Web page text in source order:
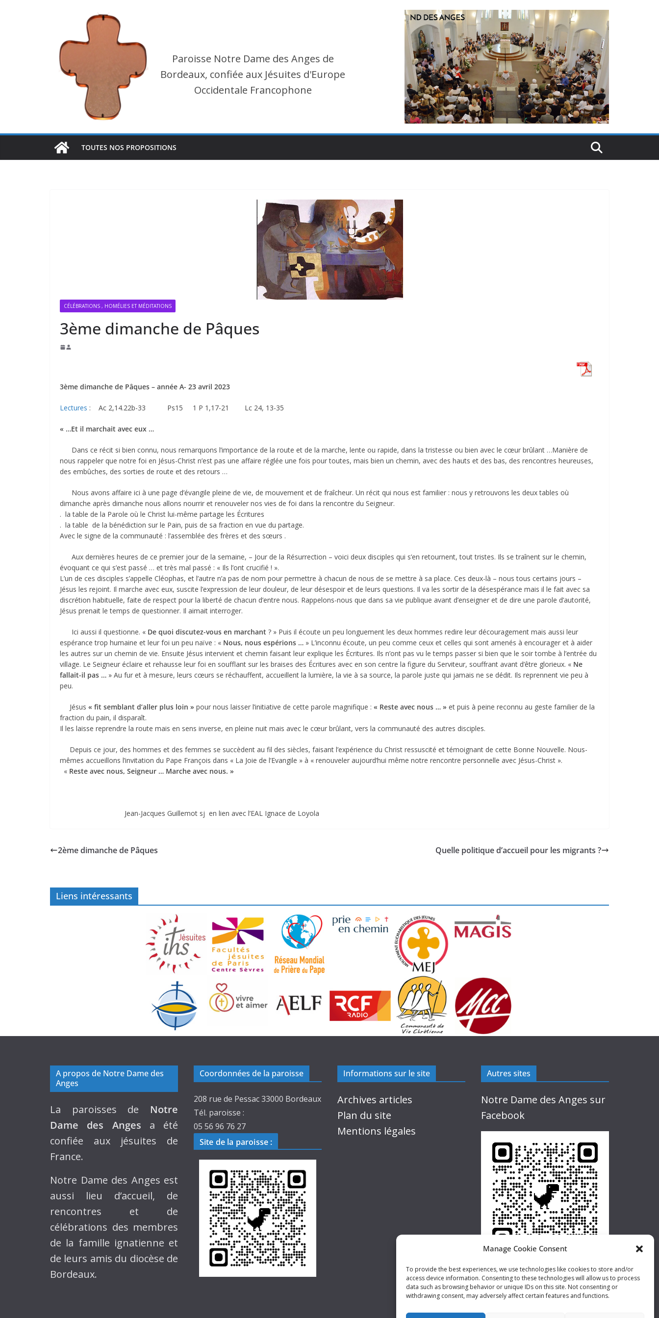
Manage Cookie Consent
To provide the best experiences, we use technologies like cookies to store and/or
access device information. Consenting to these technologies will allow us to process
data such as browsing behavior or unique IDs on this site. Not consenting or
withdrawing consent, may adversely affect certain features and functions.
Paroisse Notre Dame des Anges de
Bordeaux, confiée aux Jésuites d'Europe
Occidentale Francophone
TOUTES NOS PROPOSITIONS
CÉLÉBRATIONS , HOMÉLIES ET MÉDITATIONS
3ème dimanche de Pâques
3ème dimanche de Pâques – année A- 23 avril 2023
Lectures : Ac 2,14.22b-33 Ps15 1 P 1,17-21 Lc 24, 13-35
« …Et il marchait avec eux …
Dans ce récit si bien connu, nous remarquons l’importance de la route et de la marche, lente ou rapide, dans la tristesse ou bien avec le cœur brûlant …Manière de
nous rappeler que notre foi en Jésus-Christ n’est pas une affaire réglée une fois pour toutes, mais bien un chemin, avec des hauts et des bas, des rencontres heureuses,
des embûches, des sorties de route et des retours …
Nous avons affaire ici à une page d’évangile pleine de vie, de mouvement et de fraîcheur. Un récit qui nous est familier : nous y retrouvons les deux tables où
dimanche après dimanche nous allons nourrir et renouveler nos vies de foi dans la rencontre du Seigneur.
. la table de la Parole où le Christ lui-même partage les Écritures
. la table de la bénédiction sur le Pain, puis de sa fraction en vue du partage.
Avec le signe de la communauté : l’assemblée des frères et des sœurs .
Aux dernières heures de ce premier jour de la semaine, – Jour de la Résurrection – voici deux disciples qui s’en retournent, tout tristes. Ils se traînent sur le chemin,
évoquant ce qui s’est passé … et très mal passé : « Ils l’ont crucifié ! ».
L’un de ces disciples s’appelle Cléophas, et l’autre n’a pas de nom pour permettre à chacun de nous de se mettre à sa place. Ces deux-là – nous tous certains jours –
Jésus les rejoint. Il marche avec eux, suscite l’expression de leur douleur, de leur désespoir et de leurs questions. Il va les sortir de la désespérance mais il le fait avec sa
discrétion habituelle, faite de respect pour la liberté de chacun d’entre nous. Rappelons-nous que dans sa vie publique avant d’enseigner et de dire une parole d’autorité,
Jésus prenait le temps de questionner. Il aimait interroger.
Ici aussi il questionne. « De quoi discutez-vous en marchant ? » Puis il écoute un peu longuement les deux hommes redire leur découragement mais aussi leur
espérance trop humaine et leur foi un peu naïve : « Nous, nous espérions … » L’inconnu écoute, un peu comme ceux et celles qui sont amenés à encourager et à aider
les autres sur un chemin de vie. Ensuite Jésus intervient et chemin faisant leur explique les Écritures. Ils n’ont pas vu le temps passer si bien que le soir tombe à l’entrée du
village. Le Seigneur éclaire et rehausse leur foi en soufflant sur les braises des Écritures avec en son centre la figure du Serviteur, souffrant avant d’être glorieux. « Ne
fallait-il pas … » Au fur et à mesure, leurs cœurs se réchauffent, accueillent la lumière, la vie à sa source, la parole juste qui jamais ne se dédit. Ils reprennent vie peu à
peu.
Jésus « fit semblant d’aller plus loin » pour nous laisser l’initiative de cette parole magnifique : « Reste avec nous … » et puis à peine reconnu au geste familier de la
fraction du pain, il disparaît.
Il les laisse reprendre la route mais en sens inverse, en pleine nuit mais avec le cœur brûlant, vers la communauté des autres disciples.
Depuis ce jour, des hommes et des femmes se succèdent au fil des siècles, faisant l’expérience du Christ ressuscité et témoignant de cette Bonne Nouvelle. Nous-
mêmes accueillons l’invitation du Pape François dans « La Joie de l’Evangile » à « renouveler aujourd’hui même notre rencontre personnelle avec Jésus-Christ ».
« Reste avec nous, Seigneur … Marche avec nous. »
Jean-Jacques Guillemot sj en lien avec l’EAL Ignace de Loyola
2ème dimanche de Pâques Quelle politique d’accueil pour les migrants ?
Liens intéressants
A propos de Notre Dame des
Anges
La paroisses de Notre
Dame des Anges a été
confiée aux jésuites de
France.
Notre Dame des Anges est
aussi lieu d’accueil, de
rencontres et de
célébrations des membres
de la famille ignatienne et
de leurs amis du diocèse de
Bordeaux.
Coordonnées de la paroisse
208 rue de Pessac 33000 Bordeaux
Tél. paroisse :
05 56 96 76 27
Site de la paroisse :
Informations sur le site
Archives articles
Plan du site
Mentions légales
Autres sites
Notre Dame des Anges sur
Facebook